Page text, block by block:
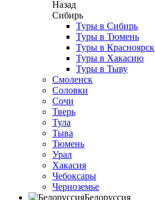
Назад
Сибирь
Туры в Сибирь
Туры в Тюмень
Туры в Красноярск
Туры в Хакасию
Туры в Тыву
Смоленск
Соловки
Сочи
Тверь
Тула
Тыва
Тюмень
Урал
Хакасия
Чебоксары
Черноземье
Белоруссия